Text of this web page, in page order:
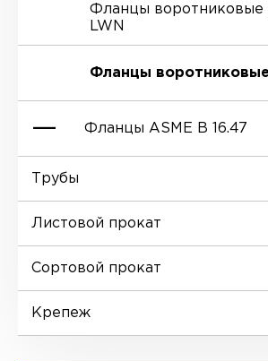
Отводы EN 10253-4
Отводы MSS SP-75
Переходы DIN 2616-1
Переходы DIN 2616-2
Ниппели
Фланцы воротниковые
LWN
Фланцы
Фланцы ASME B 16.47
Трубы
Листовой прокат
Сортовой прокат
Крепеж